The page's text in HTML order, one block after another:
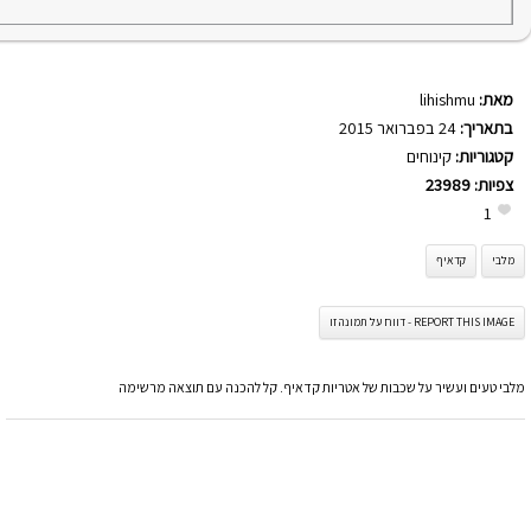
מאת: lihishmu
בתאריך:
קטגוריות: קינוחים
צפיות: 23989
1
מלבי קדאיף
REPORT THIS IMAGE - דווח על תמונה זו
מלבי טעים ועשיר על שכבות של אטריות קדאיף. קל להכנה עם תוצאה מרשימה